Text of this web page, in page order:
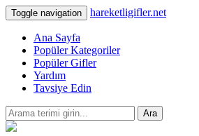
Toggle navigation hareketligifler.net
Ana Sayfa
Popüler Kategoriler
Popüler Gifler
Yardım
Tavsiye Edin
Ara